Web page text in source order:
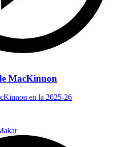
MacKinnon
en la 2025-26